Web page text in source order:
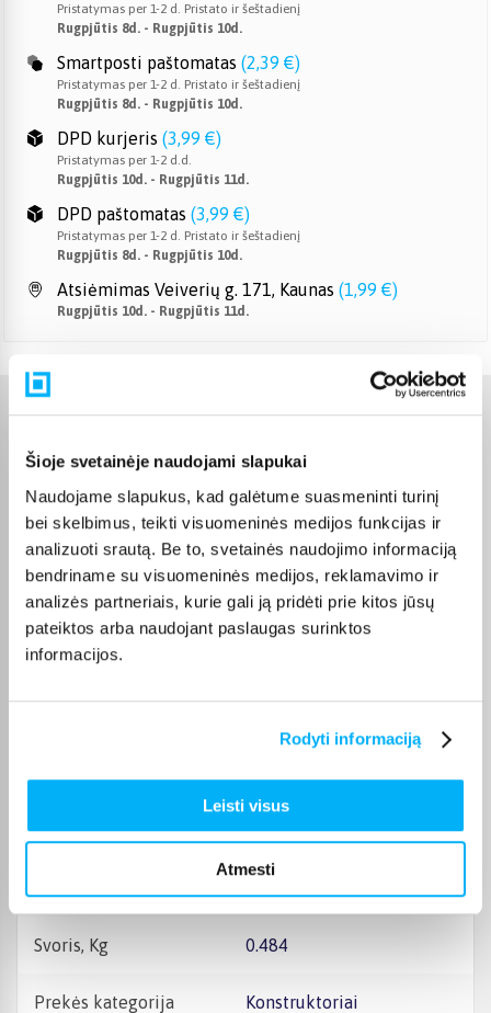
Šioje svetainėje naudojami slapukai
Naudojame slapukus, kad galėtume suasmeninti turinį
bei skelbimus, teikti visuomeninės medijos funkcijas ir
analizuoti srautą. Be to, svetainės naudojimo informaciją
bendriname su visuomeninės medijos, reklamavimo ir
analizės partneriais, kurie gali ją pridėti prie kitos jūsų
pateiktos arba naudojant paslaugas surinktos
informacijos.
Rodyti informaciją
Leisti visus
Atmesti
Pristatymas per 1-2 d. Pristato ir šeštadienį
Rugpjūtis 8d. - Rugpjūtis 10d.
Smartposti paštomatas (2,39 €)
Pristatymas per 1-2 d. Pristato ir šeštadienį
Rugpjūtis 8d. - Rugpjūtis 10d.
DPD kurjeris (3,99 €)
Pristatymas per 1-2 d.d.
Rugpjūtis 10d. - Rugpjūtis 11d.
DPD paštomatas (3,99 €)
Pristatymas per 1-2 d. Pristato ir šeštadienį
Rugpjūtis 8d. - Rugpjūtis 10d.
Atsiėmimas Veiverių g. 171, Kaunas (1,99 €)
Rugpjūtis 10d. - Rugpjūtis 11d.
CE sertifikatas
Žaislas yra sertifikuotas ir
atitinka Europos Sąjungos
reikalavimus žaislams. CE
žymą rasite ant pakuotės.
Išsaugokite gamintojo ir
importuotojo rekvizitus
Plotis 262 mm
Svoris, Kg 0.484
Prekės kategorija Konstruktoriai